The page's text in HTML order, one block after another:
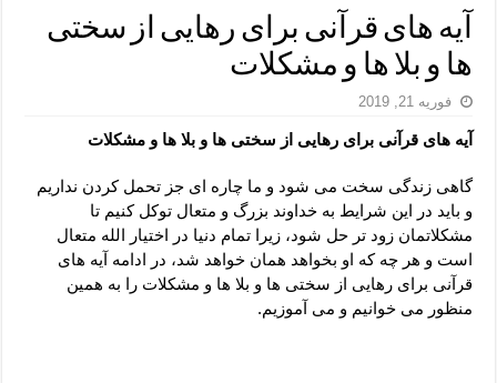
معجزات دعای یا من اظهر الجمیل – دعای یا من اظهر الجمیل برای
مهم ترین اذکار الهی و فضیلت آن ها – ذکر مخصوص مستجاب الدعوه
دعا برای ترس بچه ها در خواب – دعای ترس و بی خوابی کودکان
نماز حاجت برای کار گشایی- دعای رفع مشکلات و طلب حاجت
لا حول ولا قوة الا بالله برای چشم زخم – دعای چشم زخم ماشاالله
دعای قوی رفع ترس – دعای مجرب برای آرامش قلب و رفع اضطراب
دعا برای پولدار شدن در یک روز – دعای ثروت حضرت سلیمان
آیه های قرآنی برای رهایی از سختی
ها و بلا ها و مشکلات
فوریه 21, 2019
آیه های قرآنی برای رهایی از سختی ها و بلا ها و مشکلات
گاهی زندگی سخت می شود و ما چاره ای جز تحمل کردن نداریم
و باید در این شرایط به خداوند بزرگ و متعال توکل کنیم تا
مشکلاتمان زود تر حل شود، زیرا تمام دنیا در اختیار الله متعال
است و هر چه که او بخواهد همان خواهد شد، در ادامه آیه های
قرآنی برای رهایی از سختی ها و بلا ها و مشکلات را به همین
منظور می خوانیم و می آموزیم.